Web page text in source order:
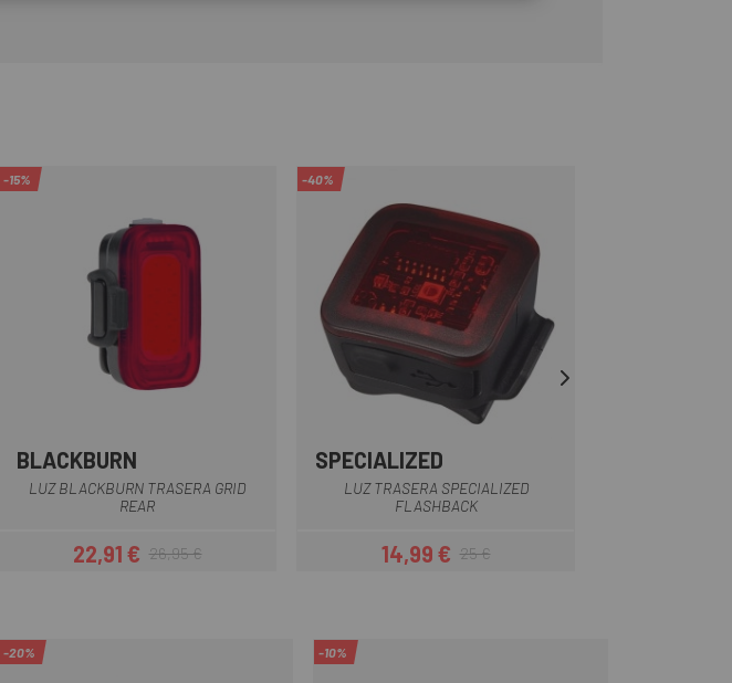
Negro
-15%
BLACKBURN
LUZ BLACKBURN TRASERA GRID
REAR
Precio
22,91 €Precio regular
26,95 €
Negro
-40%
SPECIALIZED
LUZ TRASERA SPECIALIZED
FLASHBACK
Precio
14,99 €Precio regular
25 €
-20% -10%